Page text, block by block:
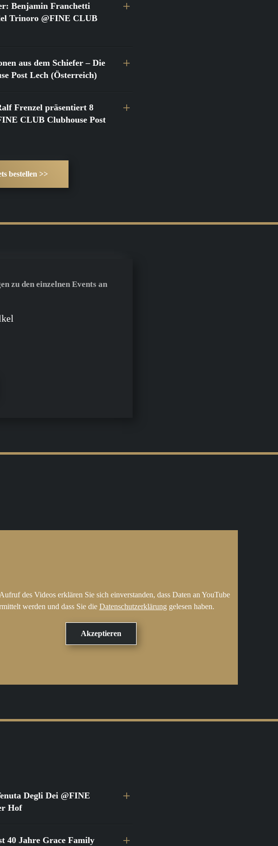
Benjamin Franchetti
Trinoro @FINE CLUB
aus dem Schiefer – Die
Post Lech (Österreich)
Frenzel präsentiert 8
CLUB Clubhouse Post
bestellen >>
zu den einzelnen Events an
des Videos erklären Sie sich einverstanden, dass Daten an YouTube
werden und dass Sie die Datenschutzerklärung gelesen haben.
Degli Dei @FINE
Hof
40 Jahre Grace Family